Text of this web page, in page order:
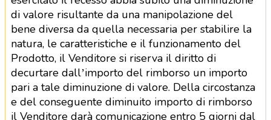
di valore risultante da una manipolazione del
bene diversa da quella necessaria per stabilire la
natura, le caratteristiche e il funzionamento del
Prodotto, il Venditore si riserva il diritto di
decurtare dall’importo del rimborso un importo
pari a tale diminuzione di valore. Della circostanza
e del conseguente diminuito importo di rimborso
il Venditore darà comunicazione entro 5 giorni dal